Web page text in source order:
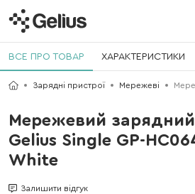
ВСЕ ПРО ТОВАР ХАРАКТЕРИСТИКИ
Зарядні пристрої Мережеві
Мережевий зарядний
Gelius Single GP-
White
Залишити відгук